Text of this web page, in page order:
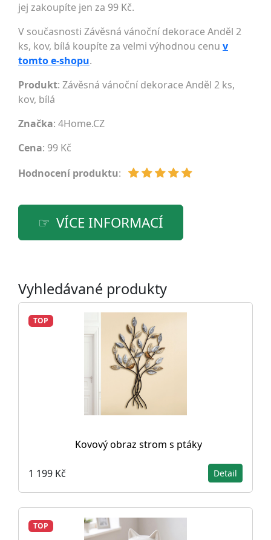
jej zakoupíte jen za 99 Kč.
V současnosti Závěsná vánoční dekorace Anděl 2
ks, kov, bílá koupíte za velmi výhodnou cenu v
tomto e-shopu.
Produkt: Závěsná vánoční dekorace Anděl 2 ks,
kov, bílá
Značka: 4Home.CZ
Cena: 99 Kč
Hodnocení produktu:
VÍCE INFORMACÍ
Vyhledávané produkty
TOP
Kovový obraz strom s ptáky
1 199 Kč Detail
TOP